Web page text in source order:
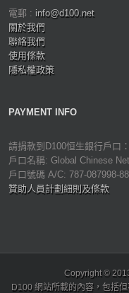
電郵 : info@d100.net
關於我們
聯絡我們
使用條款
隱私權政策
PAYMENT INFO
請捐款到D100恒生銀行戶口：
戶口名稱: Global Chinese
戶口號碼 A/C: 787-087998-
贊助人員計劃細則及條款
Copyright ©
D100 網站所載的內容，包括